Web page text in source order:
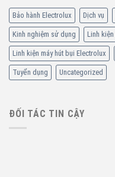
Bảo hành Electrolux Dịch vụ
Kinh nghiệm sử dụng Linh kiện
Linh kiện máy hút bụi Electrolux
Tuyển dụng Uncategorized
ĐỐI TÁC TIN CẬY